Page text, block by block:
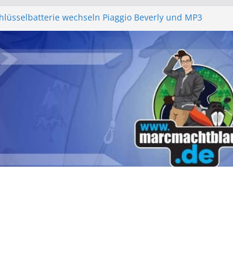
wechseln Piaggio Beverly und MP3
Helmfachbeleuchtung – Piaggio Beverly
Jahr mit dem Piaggio Beverly 400 S HPE – Mein
der Barlgemeinschaft e.V. – Ein rundum
Wochenende 2026
in Zell 2026 – „am leevste in Zell, gell?!“